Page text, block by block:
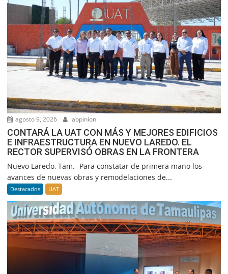
agosto 9, 2026 laopinion
CONTARÁ LA UAT CON MÁS Y MEJORES EDIFICIOS
E INFRAESTRUCTURA EN NUEVO LAREDO. EL
RECTOR SUPERVISÓ OBRAS EN LA FRONTERA
Nuevo Laredo, Tam.- Para constatar de primera mano los
avances de nuevas obras y remodelaciones de...
Destacados UAT